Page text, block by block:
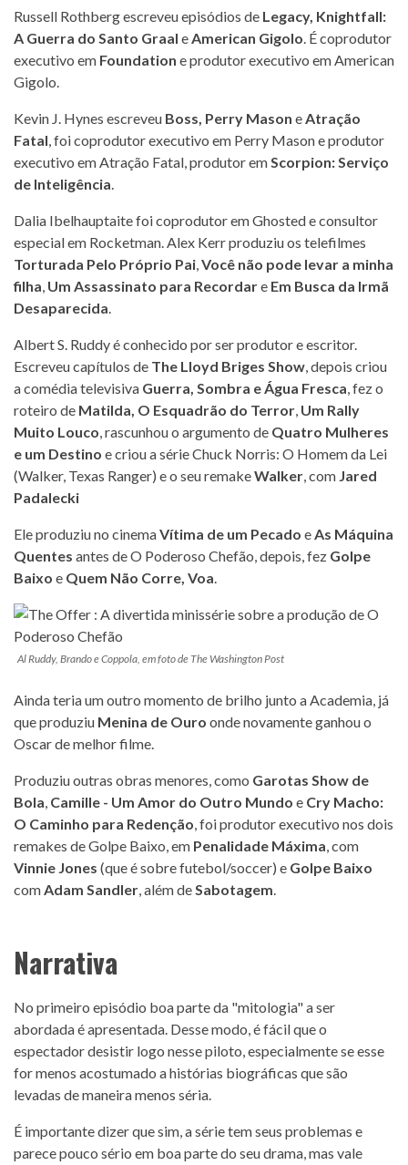
Russell Rothberg escreveu episódios de Legacy, Knightfall:
A Guerra do Santo Graal eAmerican Gigolo. É coprodutor
executivo em Foundation e produtor executivo em American
Gigolo.
Kevin J. Hynes escreveu Boss, Perry Mason eAtração
Fatal, foi coprodutor executivo em Perry Mason e produtor
executivo em Atração Fatal, produtor emScorpion: Serviço
de Inteligência.
Dalia Ibelhauptaite foi coprodutor em Ghosted e consultor
especial em Rocketman. Alex Kerr produziu os telefilmes
Torturada Pelo Próprio Pai,Você não pode levar a minha
filha, Um Assassinato para Recordare Em Busca da Irmã
Desaparecida.
Albert S. Ruddy é conhecido por ser produtor e escritor.
Escreveu capítulos de The Lloyd Briges Show, depois criou
a comédia televisiva Guerra, Sombra e Água Fresca, fez o
roteiro de Matilda, O Esquadrão do Terror, Um Rally
Muito Louco, rascunhou o argumento de Quatro Mulheres
e um Destino e criou a série Chuck Norris: O Homem da Lei
(Walker, Texas Ranger) e o seu remakeWalker, com Jared
Padalecki
Ele produziu no cinemaVítima de um Pecado eAs Máquina
Quentes antes de O Poderoso Chefão, depois, fez Golpe
Baixo e Quem Não Corre, Voa.
Al Ruddy, Brando e Coppola, em foto de The Washington Post
Ainda teria um outro momento de brilho junto a Academia, já
que produziu Menina de Ouro onde novamente ganhou o
Oscar de melhor filme.
Produziu outras obras menores, como Garotas Show de
Bola, Camille - Um Amor do Outro Mundo e Cry Macho:
O Caminho para Redenção, foi produtor executivo nos dois
remakes de Golpe Baixo, em Penalidade Máxima, com
Vinnie Jones (que é sobre futebol/soccer) e Golpe Baixo
comAdam Sandler, além deSabotagem.
Narrativa
No primeiro episódio boa parte da "mitologia" a ser
abordada é apresentada. Desse modo, é fácil que o
espectador desistir logo nesse piloto, especialmente se esse
for menos acostumado a histórias biográficas que são
levadas de maneira menos séria.
É importante dizer que sim, a série tem seus problemas e
parece pouco sério em boa parte do seu drama, mas vale